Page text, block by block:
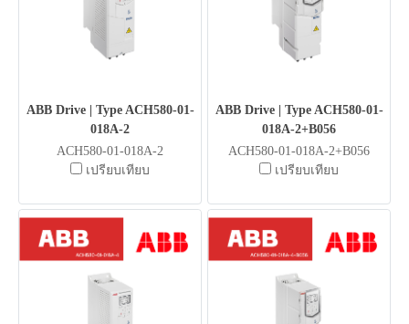
ABB Drive | Type ACH580-01-
018A-2
ACH580-01-018A-2
เปรียบเทียบ
ABB Drive | Type ACH580-01-
018A-2+B056
ACH580-01-018A-2+B056
เปรียบเทียบ